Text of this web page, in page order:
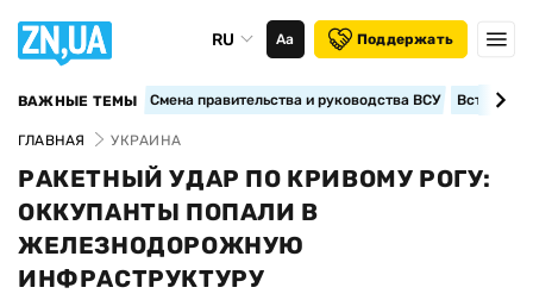
RU Аа Поддержать
ВАЖНЫЕ ТЕМЫ Смена правительства и руководства ВСУ
ГЛАВНАЯ УКРАИНА
РАКЕТНЫЙ УДАР ПО КРИВОМУ РОГУ:
ОККУПАНТЫ ПОПАЛИ В
ЖЕЛЕЗНОДОРОЖНУЮ
ИНФРАСТРУКТУРУ